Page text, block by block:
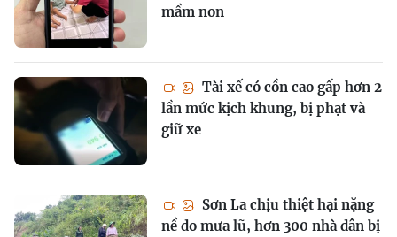
mầm non
Tài xế có cồn cao gấp hơn 2
lần mức kịch khung, bị phạt và
giữ xe
Sơn La chịu thiệt hại nặng
nề do mưa lũ, hơn 300 nhà dân bị